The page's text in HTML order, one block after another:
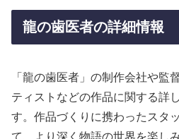
龍の歯医者の詳細情報
「龍の歯医者」の制作会社や監
ティストなどの作品に関する詳
す。作品づくりに携わったスタ
て、より深く物語の世界を楽し